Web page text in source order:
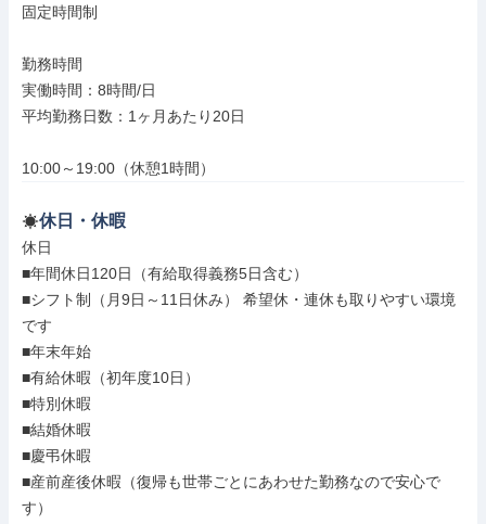
固定時間制
勤務時間
実働時間：8時間/日
平均勤務日数：1ヶ月あたり20日
10:00～19:00（休憩1時間）
休日・休暇
休日
■年間休日120日（有給取得義務5日含む）
■シフト制（月9日～11日休み） 希望休・連休も取りやすい環境
です
■年末年始
■有給休暇（初年度10日）
■特別休暇
■結婚休暇
■慶弔休暇
■産前産後休暇（復帰も世帯ごとにあわせた勤務なので安心で
す）